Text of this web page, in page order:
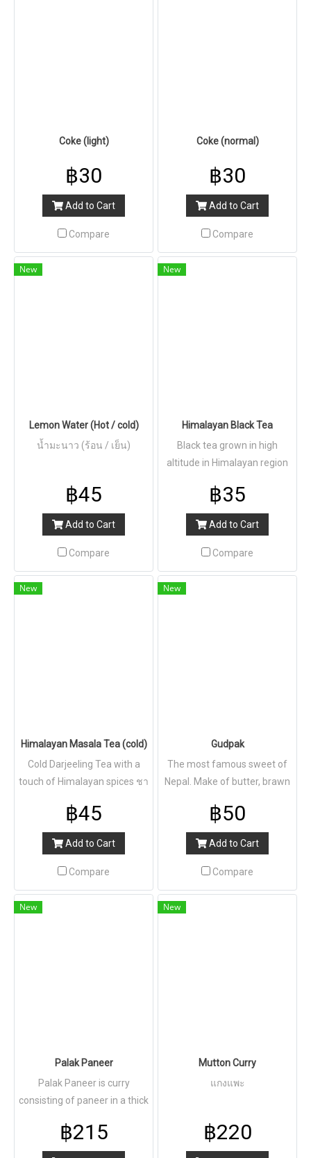
Coke (light)
฿30
Add to Cart
Compare
Coke (normal)
฿30
Add to Cart
Compare
New
Lemon Water (Hot / cold)
น้ำมะนาว (ร้อน / เย็น)
฿45
Add to Cart
Compare
New
Himalayan Black Tea
Black tea grown in high
altitude in Himalayan region
฿35
Add to Cart
Compare
New
Himalayan Masala Tea (cold)
Cold Darjeeling Tea with a
touch of Himalayan spices ชา
จากหิมาลัย (เย็น)
฿45
Add to Cart
Compare
New
Gudpak
The most famous sweet of
Nepal. Make of butter, brawn
cardamon, coconut and
pistachios ขนมหวานยอดนิยม
มากที่สุดในเนปาล ทำจากเนย
น้ำตาลทราย นมผง อัลมอนต์
฿50
Add to Cart
Compare
New
Palak Paneer
Palak Paneer is curry
consisting of paneer in a thick
spinach แกงผักโขมอุดมไปด้วย
วิตามินใส่ชีสปะนีร์
฿215
New
Mutton Curry
แกงแพะ
฿220